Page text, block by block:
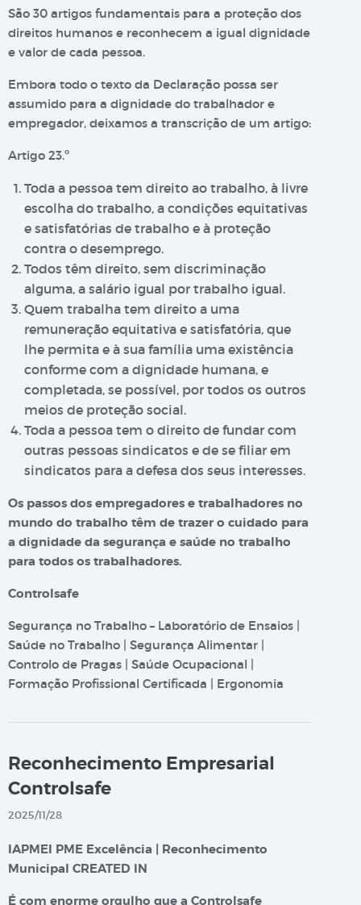
São 30 artigos fundamentais para a proteção dos
direitos humanos e reconhecem a igual dignidade
e valor de cada pessoa.
Embora todo o texto da Declaração possa ser
assumido para a dignidade do trabalhador e
empregador, deixamos a transcrição de um artigo:
Artigo 23.º
Toda a pessoa tem direito ao trabalho, à livre
escolha do trabalho, a condições equitativas
e satisfatórias de trabalho e à proteção
contra o desemprego.
Todos têm direito, sem discriminação
alguma, a salário igual por trabalho igual.
Quem trabalha tem direito a uma
remuneração equitativa e satisfatória, que
lhe permita e à sua família uma existência
conforme com a dignidade humana, e
completada, se possível, por todos os outros
meios de proteção social.
Toda a pessoa tem o direito de fundar com
outras pessoas sindicatos e de se filiar em
sindicatos para a defesa dos seus interesses.
Os passos dos empregadores e trabalhadores no
mundo do trabalho têm de trazer o cuidado para
a dignidade da segurança e saúde no trabalho
para todos os trabalhadores.
Controlsafe
Segurança no Trabalho – Laboratório de Ensaios |
Saúde no Trabalho | Segurança Alimentar |
Controlo de Pragas | Saúde Ocupacional |
Formação Profissional Certificada | Ergonomia
Reconhecimento Empresarial
Controlsafe
2025/11/28
IAPMEI PME Excelência | Reconhecimento
Municipal CREATED IN
É com enorme orgulho que a Controlsafe